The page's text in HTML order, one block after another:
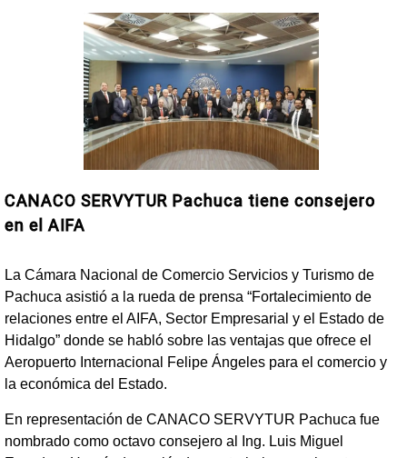
CANACO SERVYTUR Pachuca tiene consejero
en el AIFA
La Cámara Nacional de Comercio Servicios y Turismo de
Pachuca asistió a la rueda de prensa “Fortalecimiento de
relaciones entre el AIFA, Sector Empresarial y el Estado de
Hidalgo” donde se habló sobre las ventajas que ofrece el
Aeropuerto Internacional Felipe Ángeles para el comercio y
la económica del Estado.
En representación de CANACO SERVYTUR Pachuca fue
nombrado como octavo consejero al Ing. Luis Miguel